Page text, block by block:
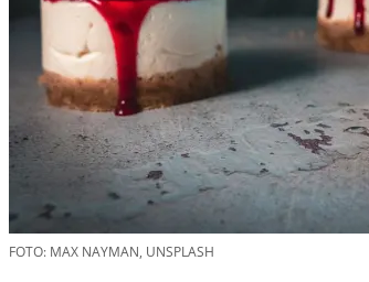
FOTO: MAX NAYMAN, UNSPLASH